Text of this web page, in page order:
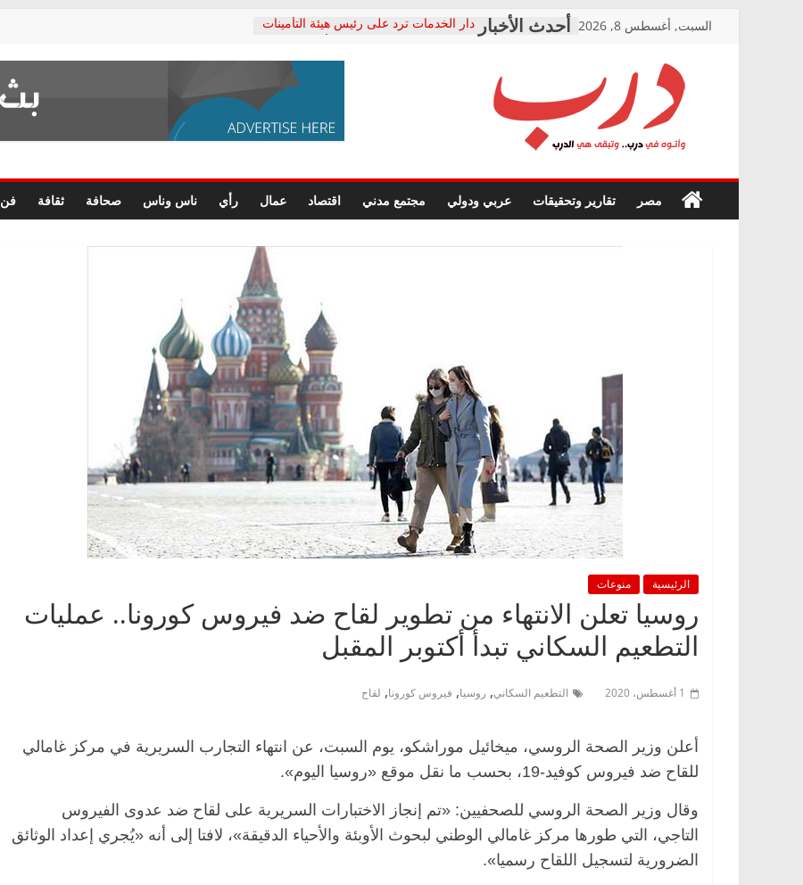
السبت, أغسطس 8, 2026
دار الخدمات ترد على رئيس هيئة التأمينات
معاناة أصحاب المعاشات.. ونطالب بكشف
فرحات سليمان يكتب: القطاع الصحي إلى
حزب التحالف الشعبي يطلق لجنة “الحق
صور .. اعتماد الرسومات النهائية للقرار
الوزاري لمدينة الصحفيين.. وانتهاء أعمال
إنشاء المبنى الإداري
متابعة قضية الدكتور محمد زهران.. ويؤكد:
قرينة البراءة وضمانات المحاكمة العادلة
درب
في
درب..
مصر تقارير وتحقيقات عربي ودولي مجتمع مدني اقتصاد عمال رأي ناس وناس صحافة ثقافة فن
الرئيسية منوعات
روسيا تعلن الانتهاء من تطوير لقاح ضد فيروس كورونا.. عمليات
التطعيم السكاني تبدأ أكتوبر المقبل
1 أغسطس، 2020 التطعيم السكاني, روسيا, فيروس كورونا, لقاح
أعلن وزير الصحة الروسي، ميخائيل موراشكو، يوم السبت، عن انتهاء التجارب السريرية في مركز غامالي
للقاح ضد فيروس كوفيد-19، بحسب ما نقل موقع «روسيا اليوم».
وقال وزير الصحة الروسي للصحفيين: «تم إنجاز الاختبارات السريرية على لقاح ضد عدوى الفيروس
التاجي، التي طورها مركز غامالي الوطني لبحوث الأوبئة والأحياء الدقيقة»، لافتا إلى أنه «يُجري إعداد الوثائق
الضرورية لتسجيل اللقاح رسميا».